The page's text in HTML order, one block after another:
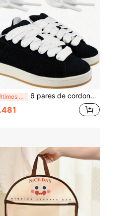
¡Últimos 3 días 6 pares de cordones de 1 cm de capa única y doble capa en blanco y negro, cordones de poliéster huecos de doble capa, cordones de colores